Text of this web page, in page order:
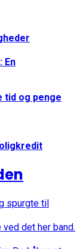
En
tid og penge
spurgte til
det her band.